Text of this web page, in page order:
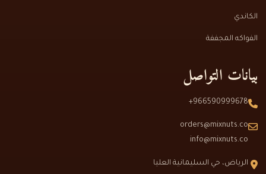
الكاندي
الفواكه المجففة
بيانات التواصل
966590999678+
orders@mixnuts.co
info@mixnuts.co
الرياض، حي السليمانية العليا